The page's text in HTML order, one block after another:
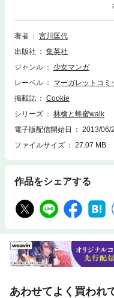
著者
宮川匡代
出版社
集英社
ジャンル
少女マンガ
レーベル
マーガレットコミ
掲載誌
Cookie
シリーズ
林檎と蜂蜜walk
電子版配信開始日
2013/06/
ファイルサイズ
27.07 MB
作品をシェアする
あわせてよく買われ